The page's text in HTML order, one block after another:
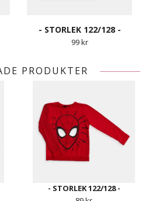
- STORLEK 122/128 -
99 kr
PRODUKTER
- STORLEK 122/128 -